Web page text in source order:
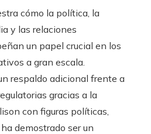
cómo la política, la
y las relaciones
un papel crucial en los
a gran escala.
respaldo adicional frente a
gracias a la
con figuras políticas,
demostrado ser un